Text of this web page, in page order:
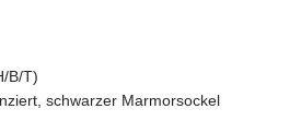
B/T)
schwarzer Marmorsockel